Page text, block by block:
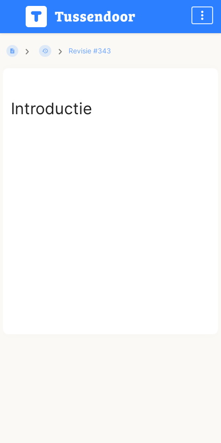
Revisie #343
Introductie